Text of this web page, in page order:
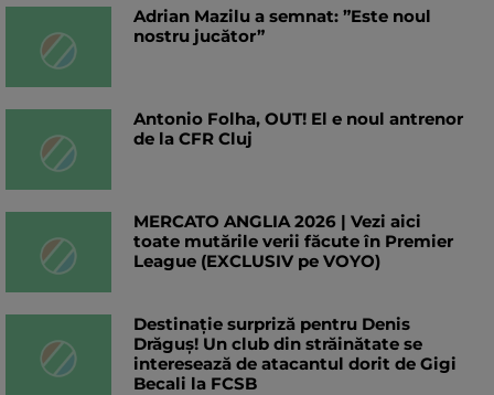
Adrian Mazilu a semnat: ”Este noul
nostru jucător”
Antonio Folha, OUT! El e noul antrenor
de la CFR Cluj
MERCATO ANGLIA 2026 | Vezi aici
toate mutările verii făcute în Premier
League (EXCLUSIV pe VOYO)
Destinație surpriză pentru Denis
Drăguș! Un club din străinătate se
interesează de atacantul dorit de Gigi
Becali la FCSB